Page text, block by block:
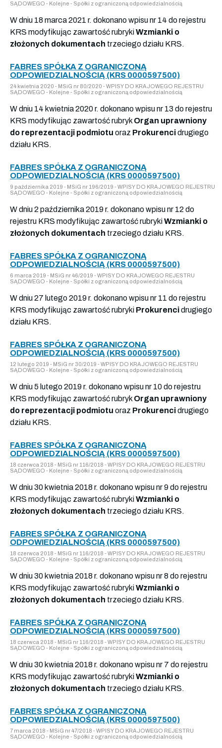
SĄDOWEGO - Kolejne - Spółki z ograniczoną odpowiedzialnością
W dniu 18 marca 2021 r. dokonano wpisu nr 14 do rejestru
KRS modyfikując zawartość rubrykiWzmianki o
złożonych dokumentach trzeciego działu KRS.
FABRES SPÓŁKA Z OGRANICZONĄ
ODPOWIEDZIALNOŚCIĄ (KRS 0000597500)
24 kwietnia 2020 - MSiG nr 80/2020 - WPISY DO KRAJOWEGO REJESTRU
SĄDOWEGO - Kolejne - Spółki z ograniczoną odpowiedzialnością
W dniu 14 kwietnia 2020 r. dokonano wpisu nr 13 do rejestru
KRS modyfikując zawartość rubryk Organ uprawniony
do reprezentacji podmiotu oraz Prokurencidrugiego
działu KRS.
FABRES SPÓŁKA Z OGRANICZONĄ
ODPOWIEDZIALNOŚCIĄ (KRS 0000597500)
9 października 2019 - MSiG nr 196/2019 - WPISY DO KRAJOWEGO REJESTRU
SĄDOWEGO - Kolejne - Spółki z ograniczoną odpowiedzialnością
W dniu 2 października 2019 r. dokonano wpisu nr 12 do
rejestru KRS modyfikując zawartość rubrykiWzmianki o
złożonych dokumentach trzeciego działu KRS.
FABRES SPÓŁKA Z OGRANICZONĄ
ODPOWIEDZIALNOŚCIĄ (KRS 0000597500)
6 marca 2019 - MSiG nr 46/2019 - WPISY DO KRAJOWEGO REJESTRU
SĄDOWEGO - Kolejne - Spółki z ograniczoną odpowiedzialnością
W dniu 27 lutego 2019 r. dokonano wpisu nr 11 do rejestru
KRS modyfikując zawartość rubryki Prokurencidrugiego
działu KRS.
FABRES SPÓŁKA Z OGRANICZONĄ
ODPOWIEDZIALNOŚCIĄ (KRS 0000597500)
12 lutego 2019 - MSiG nr 30/2019 - WPISY DO KRAJOWEGO REJESTRU
SĄDOWEGO - Kolejne - Spółki z ograniczoną odpowiedzialnością
W dniu 5 lutego 2019 r. dokonano wpisu nr 10 do rejestru
KRS modyfikując zawartość rubryk Organ uprawniony
do reprezentacji podmiotu oraz Prokurencidrugiego
działu KRS.
FABRES SPÓŁKA Z OGRANICZONĄ
ODPOWIEDZIALNOŚCIĄ (KRS 0000597500)
18 czerwca 2018 - MSiG nr 116/2018 - WPISY DO KRAJOWEGO REJESTRU
SĄDOWEGO - Kolejne - Spółki z ograniczoną odpowiedzialnością
W dniu 30 kwietnia 2018 r. dokonano wpisu nr 9 do rejestru
KRS modyfikując zawartość rubrykiWzmianki o
złożonych dokumentach trzeciego działu KRS.
FABRES SPÓŁKA Z OGRANICZONĄ
ODPOWIEDZIALNOŚCIĄ (KRS 0000597500)
18 czerwca 2018 - MSiG nr 116/2018 - WPISY DO KRAJOWEGO REJESTRU
SĄDOWEGO - Kolejne - Spółki z ograniczoną odpowiedzialnością
W dniu 30 kwietnia 2018 r. dokonano wpisu nr 8 do rejestru
KRS modyfikując zawartość rubrykiWzmianki o
złożonych dokumentach trzeciego działu KRS.
FABRES SPÓŁKA Z OGRANICZONĄ
ODPOWIEDZIALNOŚCIĄ (KRS 0000597500)
18 czerwca 2018 - MSiG nr 116/2018 - WPISY DO KRAJOWEGO REJESTRU
SĄDOWEGO - Kolejne - Spółki z ograniczoną odpowiedzialnością
W dniu 30 kwietnia 2018 r. dokonano wpisu nr 7 do rejestru
KRS modyfikując zawartość rubrykiWzmianki o
złożonych dokumentach trzeciego działu KRS.
FABRES SPÓŁKA Z OGRANICZONĄ
ODPOWIEDZIALNOŚCIĄ (KRS 0000597500)
7 marca 2018 - MSiG nr 47/2018 - WPISY DO KRAJOWEGO REJESTRU
SĄDOWEGO - Kolejne - Spółki z ograniczoną odpowiedzialnością